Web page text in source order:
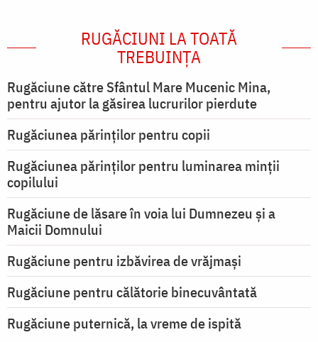
RUGĂCIUNI LA TOATĂ
TREBUINȚA
Rugăciune către Sfântul Mare Mucenic Mina,
pentru ajutor la găsirea lucrurilor pierdute
Rugăciunea părinților pentru copii
Rugăciunea părinților pentru luminarea minţii
copilului
Rugăciune de lăsare în voia lui Dumnezeu şi a
Maicii Domnului
Rugăciune pentru izbăvirea de vrăjmași
Rugăciune pentru călătorie binecuvântată
Rugăciune puternică, la vreme de ispită